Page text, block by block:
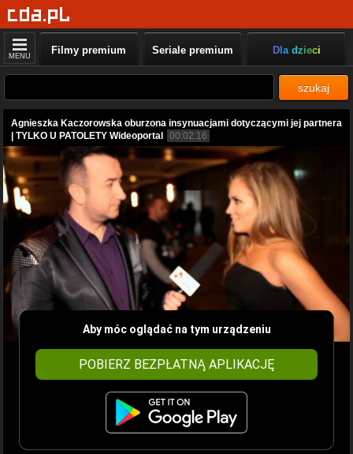
MENU Filmy premium Seriale premium Dla dzieci
szukaj
Agnieszka Kaczorowska oburzona insynuacjami dotyczącymi jej partnera
| TYLKO U PATOLETY Wideoportal
00:02:16
Aby móc oglądać na tym urządzeniu
POBIERZ BEZPŁATNĄ APLIKACJĘ